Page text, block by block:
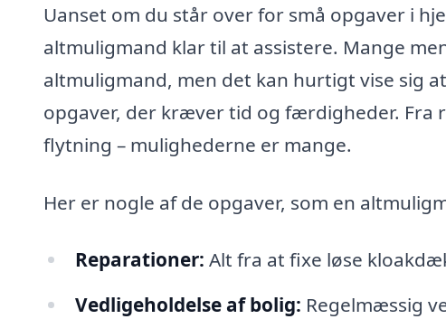
Uanset om du står over for små opgaver i
altmuligmand klar til at assistere. Mange
altmuligmand, men det kan hurtigt vise sig
opgaver, der kræver tid og færdigheder. Fra
flytning – mulighederne er mange.
Her er nogle af de opgaver, som en
Reparationer: Alt fra at fixe løse
Vedligeholdelse af bolig: Regelmæssig